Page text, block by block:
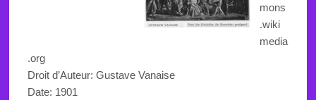
mons
.wiki
media
.org
Droit d’Auteur: Gustave Vanaise
Date: 1901